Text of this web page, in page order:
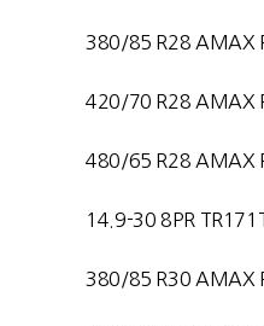
380/85 R28 AMAX
420/70 R28 AMAX
480/65 R28 AMAX
14.9-30 8PR
380/85 R30 AMAX